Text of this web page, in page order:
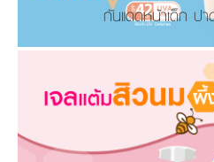
กันแดดหน้าเด็ก ป